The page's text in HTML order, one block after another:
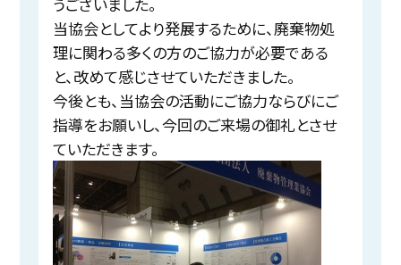
当協会としてより発展するために、廃棄物処
理に関わる多くの方のご協力が必要である
と、改めて感じさせていただきました。
今後とも、当協会の活動にご協力ならびにご
指導をお願いし、今回のご来場の御礼とさせ
ていただきます。